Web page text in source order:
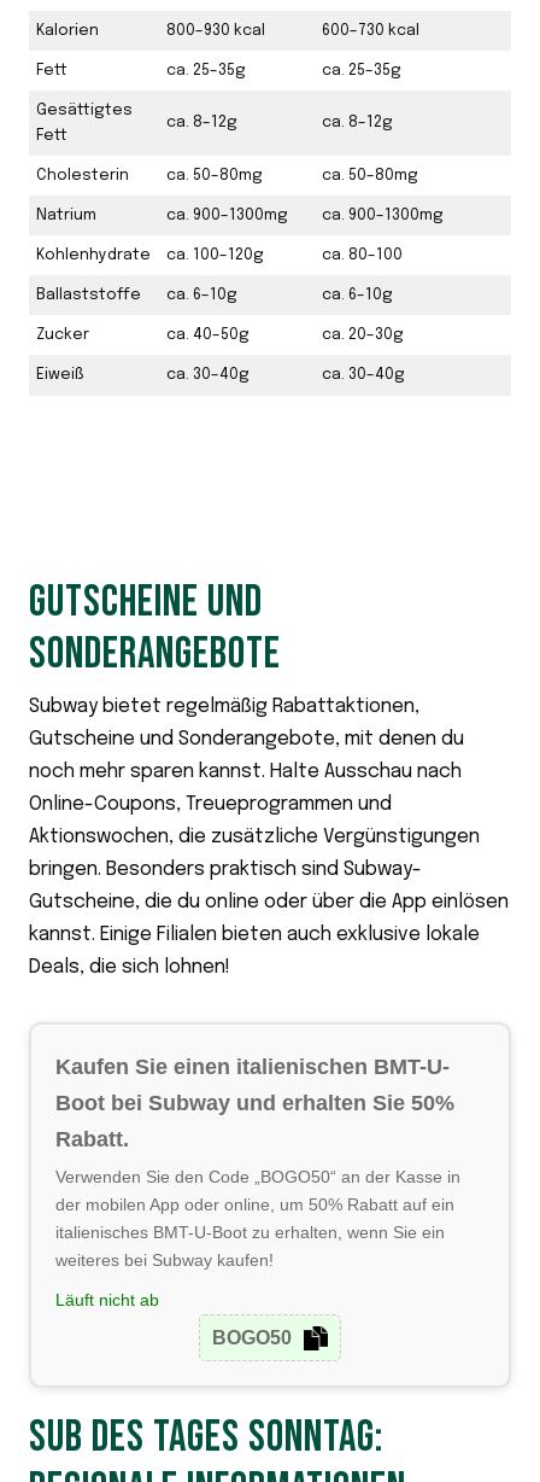
Kalorien 800–930 kcal 600–730 kcal
Fett ca. 25–35g ca. 25–35g
Gesättigtes
Fett
ca. 8–12g ca. 8–12g
Cholesterin ca. 50–80mg ca. 50–80mg
Natrium ca. 900–1300mg ca. 900–1300mg
Kohlenhydrate ca. 100–120g ca. 80–100
Ballaststoffe ca. 6–10g ca. 6–10g
Zucker ca. 40–50g ca. 20–30g
Eiweiß ca. 30–40g ca. 30–40g
GUTSCHEINE UND
SONDERANGEBOTE
Subway bietet regelmäßig Rabattaktionen,
Gutscheine und Sonderangebote, mit denen du
noch mehr sparen kannst. Halte Ausschau nach
Online-Coupons, Treueprogrammen und
Aktionswochen, die zusätzliche Vergünstigungen
bringen. Besonders praktisch sind Subway-
Gutscheine, die du online oder über die App einlösen
kannst. Einige Filialen bieten auch exklusive lokale
Deals, die sich lohnen!
Kaufen Sie einen italienischen BMT-U-
Boot bei Subway und erhalten Sie 50%
Rabatt.
Verwenden Sie den Code „BOGO50“ an der Kasse in
der mobilen App oder online, um 50% Rabatt auf ein
italienisches BMT-U-Boot zu erhalten, wenn Sie ein
weiteres bei Subway kaufen!
Läuft nicht ab
BOGO50
SUB DES TAGES SONNTAG: